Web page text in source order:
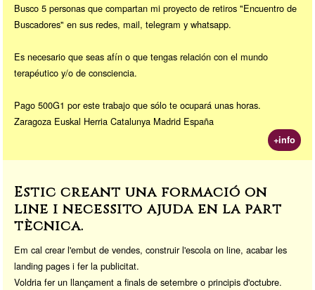
Busco 5 personas que compartan mi proyecto de retiros "Encuentro de
Buscadores" en sus redes, mail, telegram y whatsapp.
Es necesario que seas afín o que tengas relación con el mundo
terapéutico y/o de consciencia.
Pago 500G1 por este trabajo que sólo te ocupará unas horas.
Zaragoza Euskal Herria Catalunya Madrid España
+info
Estic creant una formació on
line i necessito ajuda en la part
tècnica.
Em cal crear l'embut de vendes, construir l'escola on line, acabar les
landing pages i fer la publicitat.
Voldria fer un llançament a finals de setembre o principis d'octubre.